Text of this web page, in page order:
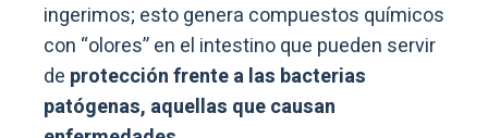
ingerimos; esto genera compuestos químicos
con “olores” en el intestino que pueden servir
de protección frente a las bacterias
patógenas, aquellas que causan